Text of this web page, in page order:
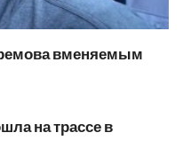
вменяемым
на трассе в